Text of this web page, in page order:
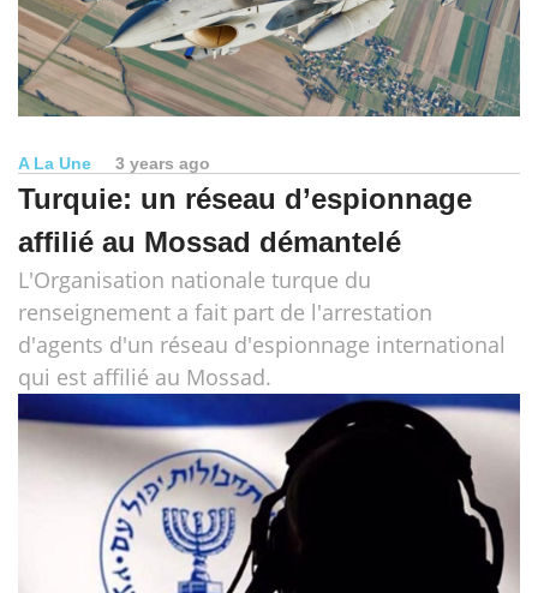
A La Une 3 years ago
Turquie: un réseau d’espionnage
affilié au Mossad démantelé
L'Organisation nationale turque du
renseignement a fait part de l'arrestation
d'agents d'un réseau d'espionnage international
qui est affilié au Mossad.